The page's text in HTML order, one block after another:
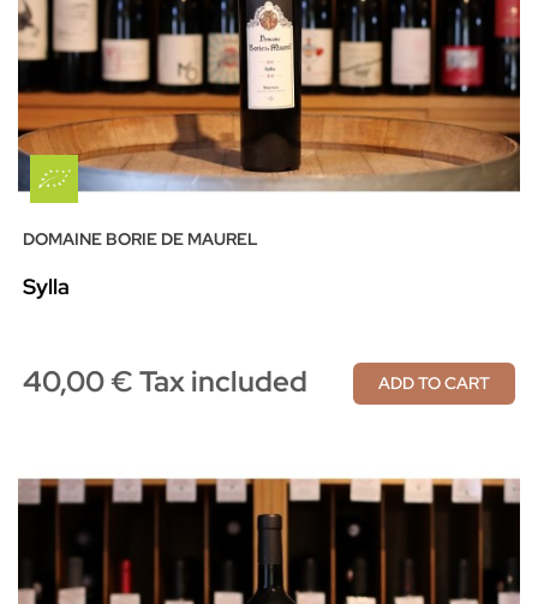
DOMAINE BORIE DE MAUREL
Sylla
40,00 € Tax included ADD TO CART